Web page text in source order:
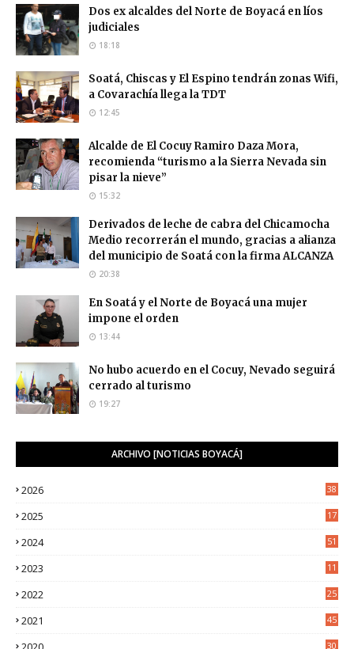
Dos ex alcaldes del Norte de Boyacá en líos
judiciales
18:18
Soatá, Chiscas y El Espino tendrán zonas Wifi,
a Covarachía llega la TDT
12:45
Alcalde de El Cocuy Ramiro Daza Mora,
recomienda “turismo a la Sierra Nevada sin
pisar la nieve”
15:32
Derivados de leche de cabra del Chicamocha
Medio recorrerán el mundo, gracias a alianza
del municipio de Soatá con la firma ALCANZA
20:38
En Soatá y el Norte de Boyacá una mujer
impone el orden
13:44
No hubo acuerdo en el Cocuy, Nevado seguirá
cerrado al turismo
19:27
ARCHIVO [NOTICIAS BOYACÁ]
2026 38
2025
17
2024 51
2023
11
2022
25
2021
45
30